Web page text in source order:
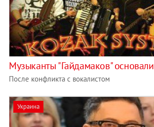
Музыканты "Гайдамаков"
После конфликта с вокалистом
Украина